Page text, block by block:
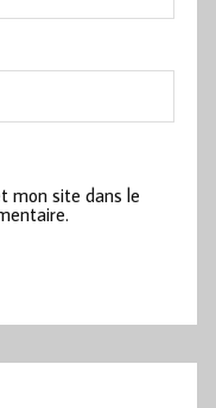
mon site dans le